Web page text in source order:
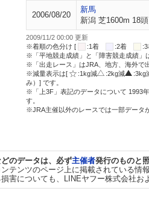
2006/08/20
新馬
新潟 芝1600m 18頭
2009/11/2 00:00 更新
※着順の色分け [
:1着 :2着
※「平地競走成績」と「障害競走成績」
※「出走レース」はJRA、地方、海外で
※減量表示は[
:1kg減 :2kg減 :3kg
み）] です。
※「上3F」表記のデータについて 1993
す。
※JRA主催以外のレースでは一部データ
のデータは、必ず主催者発行のものと
テンツのページ上に掲載されている
害についても、LINEヤフー株式会社お